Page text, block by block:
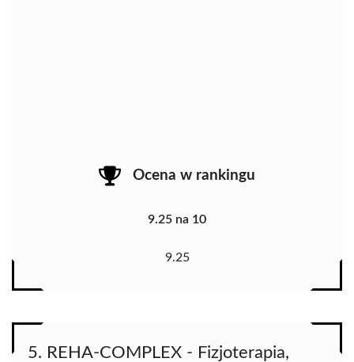
Ocena w rankingu
9.25 na 10
9.25
5. REHA-COMPLEX - Fizjoterapia,